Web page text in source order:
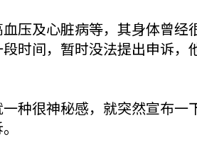
压及心脏病等，其身体曾经
时间，暂时没法提出申诉，
种很神秘感，就突然宣布一